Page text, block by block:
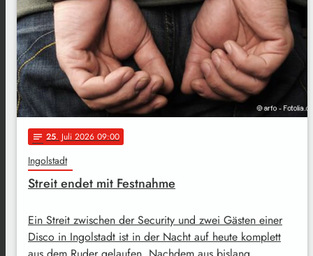
notes 25. Juli 2026 09:00
Ingolstadt
Streit endet mit Festnahme
Ein Streit zwischen der Security und zwei Gästen einer
Disco in Ingolstadt ist in der Nacht auf heute komplett